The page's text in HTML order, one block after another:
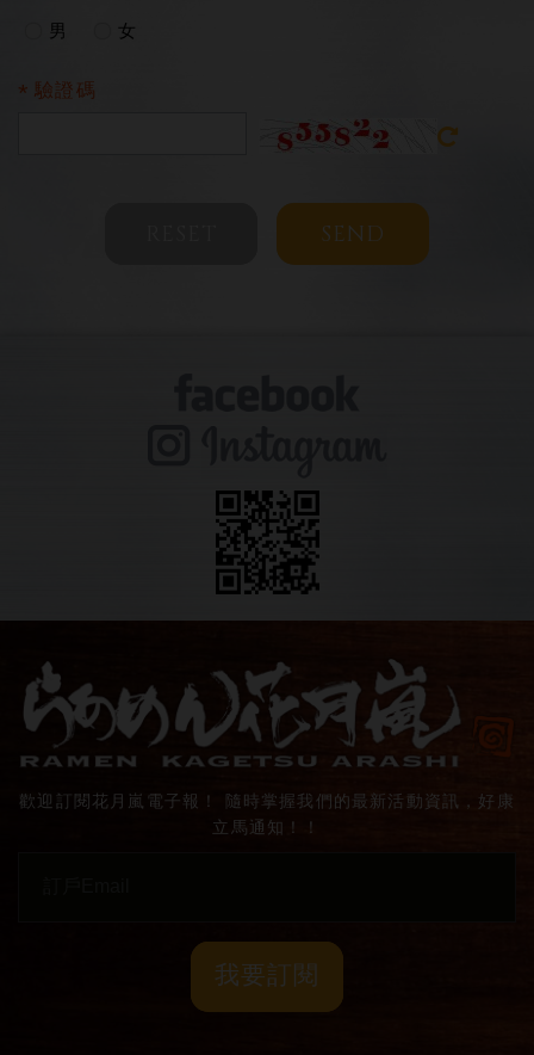
男 女
驗證碼
SEND
歡迎訂閱花月嵐電子報！ 隨時掌握我們的最新活動資訊，好康
立馬通知！！
我要訂閱